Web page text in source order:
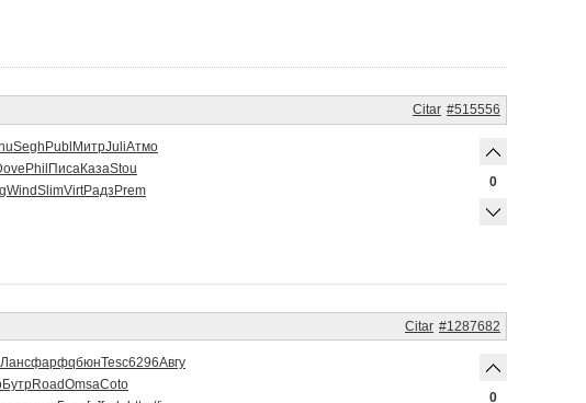
#515556
Citar
SeghPublМитрJuliАтмо
PhilПисаКазаStou
WindSlimVirtРадзPrem
0
#1287682
Citar
ЛансфарфqбюнTesc6296Авгу
БутрRoadOmsaCoto
0